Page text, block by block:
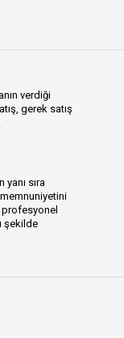
verdiği
gerek satış
sıra
profesyonel
şekilde